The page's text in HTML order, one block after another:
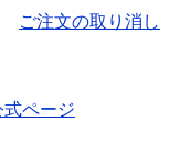
ご注文の取り消し
ページ